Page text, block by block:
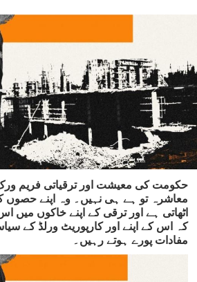
حکومت کی معیشت اور ترقیاتی فریم
معاشرہ تو ہے ہی نہیں۔ وہ اپنے حصوں
اٹھاتی ہے اور ترقی کے اپنے خاکوں
کہ اس کے اپنے اور کارپوریٹ ورلڈ کے
مفادات پورے ہوتے رہیں۔